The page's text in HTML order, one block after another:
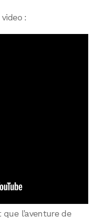
:
l’aventure de